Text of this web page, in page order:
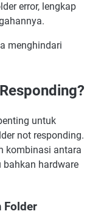
error, lengkap
menghindari
untuk
not responding.
kombinasi antara
bahkan hardware
Folder